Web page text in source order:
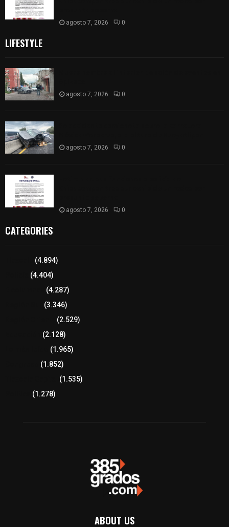
agosto 7, 2026 0
LIFESTYLE
agosto 7, 2026 0
agosto 7, 2026 0
agosto 7, 2026 0
CATEGORIES
(4.894)
(4.404)
(4.287)
(3.346)
(2.529)
(2.128)
(1.965)
(1.852)
(1.535)
(1.278)
ABOUT US